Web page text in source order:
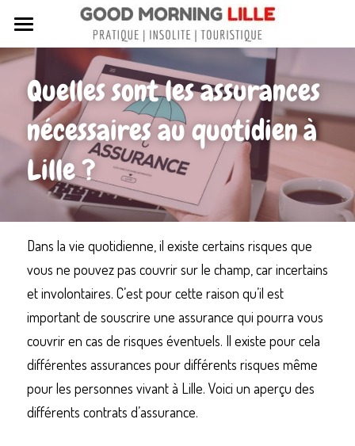
Tous nos articles
Sortir à Lille
Lille de A à Z
Nos livres sur Lille
Lille insolite et secret
Street Art à Lille
Toutes les rues de Lille
Contactez-nous
Rechercher
Quelles sont les assurances
nécessaires au quotidien à
Lille ?
Dans la vie quotidienne, il existe certains risques que
vous ne pouvez pas couvrir sur le champ, car incertains
et involontaires. C’est pour cette raison qu’il est
important de souscrire une assurance qui pourra vous
couvrir en cas de risques éventuels. Il existe pour cela
différentes assurances pour différents risques même
pour les personnes vivant à Lille. Voici un aperçu des
différents contrats d’assurance.